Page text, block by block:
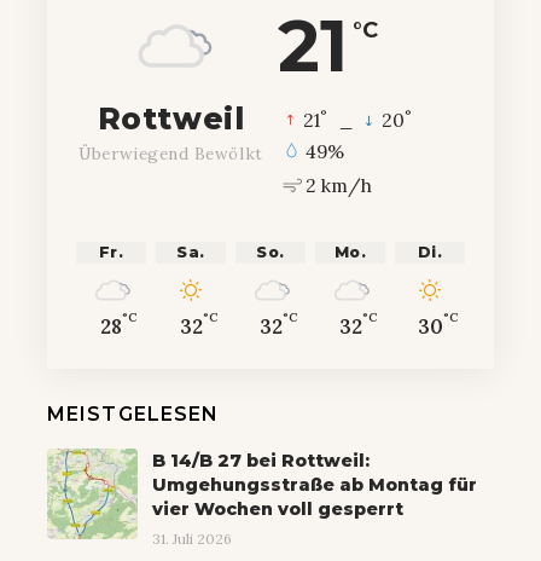
21 °C
Rottweil
Überwiegend Bewölkt
21° 20°
49%
2 km/h
Fr.
28°C
Sa.
32°C
So.
32°C
Mo.
32°C
Di.
30°C
MEISTGELESEN
B 14/B 27 bei Rottweil:
Umgehungsstraße ab Montag für
vier Wochen voll gesperrt
31. Juli 2026